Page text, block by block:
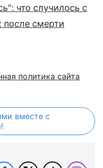
что случилось с
после смерти
политика сайта
вместе с